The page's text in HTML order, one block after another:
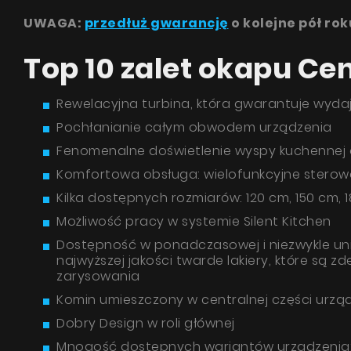
UWAGA: przedłuż gwarancję o kolejne pół
Top 10 zalet okapu
Rewelacyjna turbina, która gwarantuje
Pochłanianie całym obwodem urządzenia
Fenomenalne doświetlenie wyspy
Komfortowa obsługa: wielofunkcyjne
Kilka dostępnych rozmiarów: 120 cm, 150
Możliwość pracy w systemie Silent Kitchen
Dostępność w ponadczasowej i niezwykle
najwyższej jakości twarde lakiery, które są
zarysowania
Komin umieszczony w centralnej części
Dobry Design w roli głównej
Mnogość dostępnych wariantów urządzenia: